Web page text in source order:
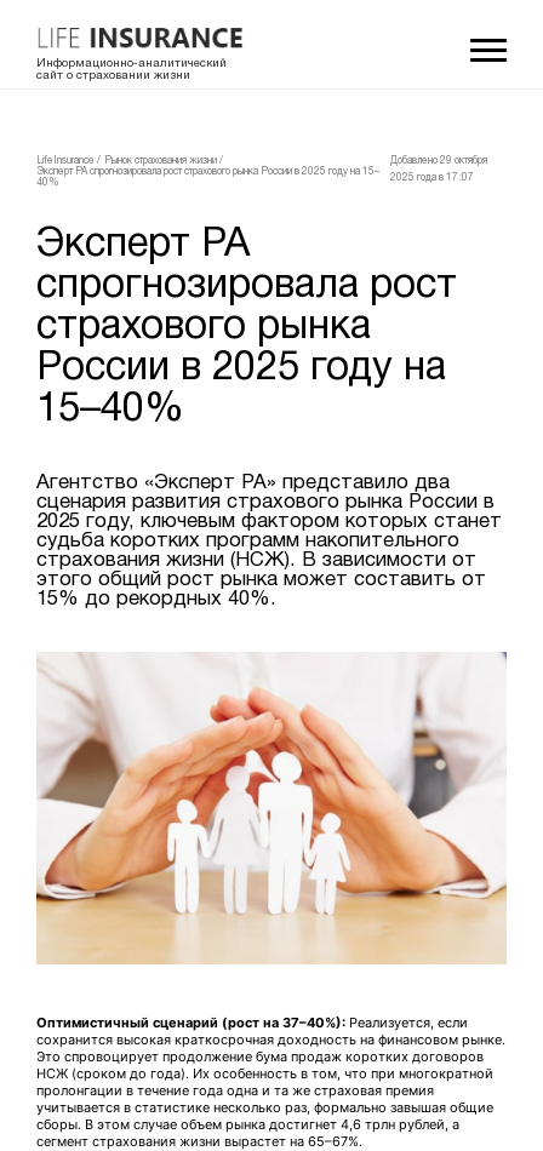
Информационно-аналитический
сайт о страховании жизни
LifeInsurance / Рынок страхования жизни /
Эксперт РА спрогнозировала рост страхового рынка России в 2025 году на 15–
40%
Добавлено 29 октября
2025 года в 17:07
Эксперт РА
спрогнозировала рост
страхового рынка
России в 2025 году на
15–40%
Агентство «Эксперт РА» представило два
сценария развития страхового рынка России в
2025 году, ключевым фактором которых станет
судьба коротких программ накопительного
страхования жизни (НСЖ). В зависимости от
этого общий рост рынка может составить от
15% до рекордных 40%.
Оптимистичный сценарий (рост на 37–40%): Реализуется, если
сохранится высокая краткосрочная доходность на финансовом рынке.
Это спровоцирует продолжение бума продаж коротких договоров
НСЖ (сроком до года). Их особенность в том, что при многократной
пролонгации в течение года одна и та же страховая премия
учитывается в статистике несколько раз, формально завышая общие
сборы. В этом случае объем рынка достигнет 4,6 трлн рублей, а
сегмент страхования жизни вырастет на 65–67%.